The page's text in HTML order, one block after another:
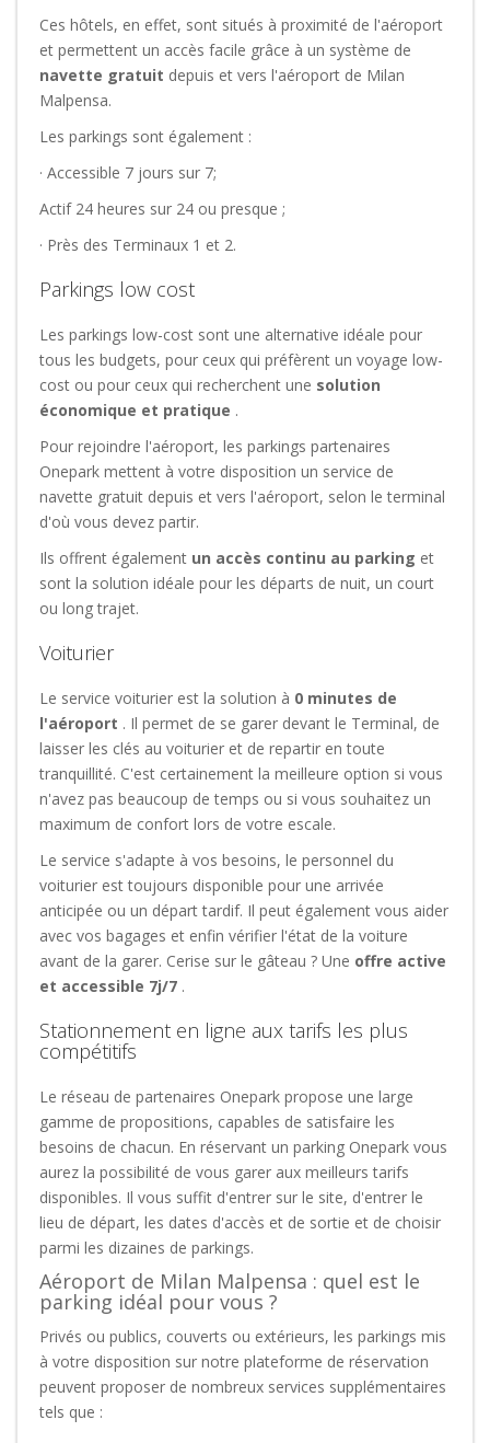
Ces hôtels, en effet, sont situés à proximité de l'aéroport
et permettent un accès facile grâce à un système de
navette gratuit depuis et vers l'aéroport de Milan
Malpensa.
Les parkings sont également :
· Accessible 7 jours sur 7;
Actif 24 heures sur 24 ou presque ;
· Près des Terminaux 1 et 2.
Parkings low cost
Les parkings low-cost sont une alternative idéale pour
tous les budgets, pour ceux qui préfèrent un voyage low-
cost ou pour ceux qui recherchent une solution
économique et pratique .
Pour rejoindre l'aéroport, les parkings partenaires
Onepark mettent à votre disposition un service de
navette gratuit depuis et vers l'aéroport, selon le terminal
d'où vous devez partir.
Ils offrent également un accès continu au parking et
sont la solution idéale pour les départs de nuit, un court
ou long trajet.
Voiturier
Le service voiturier est la solution à 0 minutes de
l'aéroport . Il permet de se garer devant le Terminal, de
laisser les clés au voiturier et de repartir en toute
tranquillité. C'est certainement la meilleure option si vous
n'avez pas beaucoup de temps ou si vous souhaitez un
maximum de confort lors de votre escale.
Le service s'adapte à vos besoins, le personnel du
voiturier est toujours disponible pour une arrivée
anticipée ou un départ tardif. Il peut également vous aider
avec vos bagages et enfin vérifier l'état de la voiture
avant de la garer. Cerise sur le gâteau ? Une offre active
et accessible 7j/7 .
Stationnement en ligne aux tarifs les plus
compétitifs
Le réseau de partenaires Onepark propose une large
gamme de propositions, capables de satisfaire les
besoins de chacun. En réservant un parking Onepark vous
aurez la possibilité de vous garer aux meilleurs tarifs
disponibles. Il vous suffit d'entrer sur le site, d'entrer le
lieu de départ, les dates d'accès et de sortie et de choisir
parmi les dizaines de parkings.
Aéroport de Milan Malpensa : quel est le
parking idéal pour vous ?
Privés ou publics, couverts ou extérieurs, les parkings mis
à votre disposition sur notre plateforme de réservation
peuvent proposer de nombreux services supplémentaires
tels que :